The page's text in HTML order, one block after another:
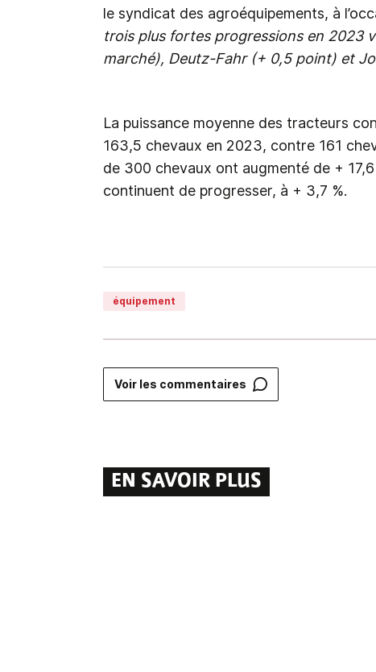
le syndicat des agroéquipements, à
trois plus fortes progressions en 2023
marché), Deutz-Fahr (+ 0,5 point) et
La puissance moyenne des tracteurs
163,5 chevaux en 2023, contre 161
de 300 chevaux ont augmenté de +
continuent de progresser, à + 3,7 %.
équipement
Voir les commentaires
EN SAVOIR PLUS